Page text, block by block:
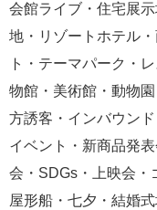
会館ライブ・住宅展
地・リゾートホテル
ト・テーマパーク・
物館・美術館・動物
方誘客・インバウン
イベント・新商品発
会・SDGs・上映会・
屋形船・七夕・結婚